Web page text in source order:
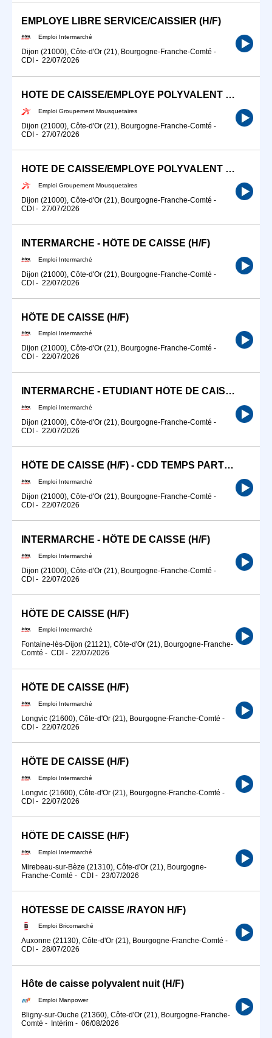
EMPLOYE LIBRE SERVICE/CAISSIER (H/F)
Emploi Intermarché
Dijon (21000), Côte-d'Or (21), Bourgogne-Franche-Comté -
CDI - 22/07/2026
HOTE DE CAISSE/EMPLOYE POLYVALENT EN LIBRE SERVICE (H/F)
Emploi Groupement Mousquetaires
Dijon (21000), Côte-d'Or (21), Bourgogne-Franche-Comté -
CDI - 27/07/2026
HOTE DE CAISSE/EMPLOYE POLYVALENT EN LIBRE SERVICE (H/F)
Emploi Groupement Mousquetaires
Dijon (21000), Côte-d'Or (21), Bourgogne-Franche-Comté -
CDI - 27/07/2026
INTERMARCHE - HÔTE DE CAISSE (H/F)
Emploi Intermarché
Dijon (21000), Côte-d'Or (21), Bourgogne-Franche-Comté -
CDI - 22/07/2026
HÔTE DE CAISSE (H/F)
Emploi Intermarché
Dijon (21000), Côte-d'Or (21), Bourgogne-Franche-Comté -
CDI - 22/07/2026
INTERMARCHE - ETUDIANT HÔTE DE CAISSE (H/F)
Emploi Intermarché
Dijon (21000), Côte-d'Or (21), Bourgogne-Franche-Comté -
CDI - 22/07/2026
HÔTE DE CAISSE (H/F) - CDD TEMPS PARTIEL
Emploi Intermarché
Dijon (21000), Côte-d'Or (21), Bourgogne-Franche-Comté -
CDI - 22/07/2026
INTERMARCHE - HÔTE DE CAISSE (H/F)
Emploi Intermarché
Dijon (21000), Côte-d'Or (21), Bourgogne-Franche-Comté -
CDI - 22/07/2026
HÔTE DE CAISSE (H/F)
Emploi Intermarché
Fontaine-lès-Dijon (21121), Côte-d'Or (21), Bourgogne-Franche-
Comté - CDI - 22/07/2026
HÔTE DE CAISSE (H/F)
Emploi Intermarché
Longvic (21600), Côte-d'Or (21), Bourgogne-Franche-Comté -
CDI - 22/07/2026
HÔTE DE CAISSE (H/F)
Emploi Intermarché
Longvic (21600), Côte-d'Or (21), Bourgogne-Franche-Comté -
CDI - 22/07/2026
HÔTE DE CAISSE (H/F)
Emploi Intermarché
Mirebeau-sur-Bèze (21310), Côte-d'Or (21), Bourgogne-
Franche-Comté - CDI - 23/07/2026
HÔTESSE DE CAISSE /RAYON H/F)
Emploi Bricomarché
Auxonne (21130), Côte-d'Or (21), Bourgogne-Franche-Comté -
CDI - 28/07/2026
Hôte de caisse polyvalent nuit (H/F)
Emploi Manpower
Bligny-sur-Ouche (21360), Côte-d'Or (21), Bourgogne-Franche-
Comté - Intérim - 06/08/2026